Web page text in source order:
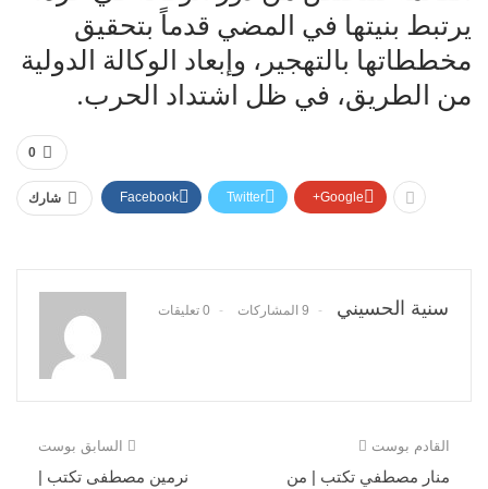
يرتبط بنيتها في المضي قدماً بتحقيق
مخططاتها بالتهجير، وإبعاد الوكالة الدولية
من الطريق، في ظل اشتداد الحرب.
0
شارك Facebook Twitter Google+
سنية الحسيني 9 المشاركات 0 تعليقات
السابق بوست
نرمين مصطفى تكتب |
القادم بوست
منار مصطفي تكتب | من